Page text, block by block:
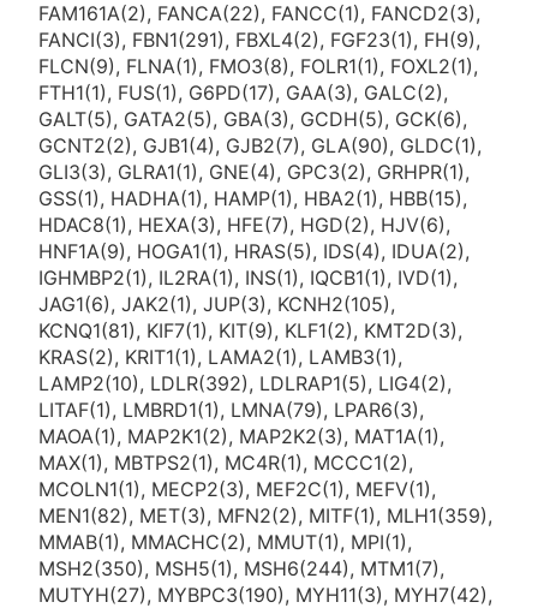
FAM161A(2), FANCA(22), FANCC(1), FANCD2(3),
FANCI(3), FBN1(291), FBXL4(2), FGF23(1), FH(9),
FLCN(9), FLNA(1), FMO3(8), FOLR1(1), FOXL2(1),
FTH1(1), FUS(1), G6PD(17), GAA(3), GALC(2),
GALT(5), GATA2(5), GBA(3), GCDH(5), GCK(6),
GCNT2(2), GJB1(4), GJB2(7), GLA(90), GLDC(1),
GLI3(3), GLRA1(1), GNE(4), GPC3(2), GRHPR(1),
GSS(1), HADHA(1), HAMP(1), HBA2(1), HBB(15),
HDAC8(1), HEXA(3), HFE(7), HGD(2), HJV(6),
HNF1A(9), HOGA1(1), HRAS(5), IDS(4), IDUA(2),
IGHMBP2(1), IL2RA(1), INS(1), IQCB1(1), IVD(1),
JAG1(6), JAK2(1), JUP(3), KCNH2(105),
KCNQ1(81), KIF7(1), KIT(9), KLF1(2), KMT2D(3),
KRAS(2), KRIT1(1), LAMA2(1), LAMB3(1),
LAMP2(10), LDLR(392), LDLRAP1(5), LIG4(2),
LITAF(1), LMBRD1(1), LMNA(79), LPAR6(3),
MAOA(1), MAP2K1(2), MAP2K2(3), MAT1A(1),
MAX(1), MBTPS2(1), MC4R(1), MCCC1(2),
MCOLN1(1), MECP2(3), MEF2C(1), MEFV(1),
MEN1(82), MET(3), MFN2(2), MITF(1), MLH1(359),
MMAB(1), MMACHC(2), MMUT(1), MPI(1),
MSH2(350), MSH5(1), MSH6(244), MTM1(7),
MUTYH(27), MYBPC3(190), MYH11(3), MYH7(42),